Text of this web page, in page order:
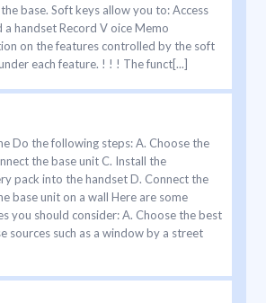
base. Soft keys allow you to: Access
a handset Record V oice Memo
on the features controlled by the soft
each feature. ! ! ! The funct[...]
Do the following steps: A. Choose the
the base unit C. Install the
pack into the handset D. Connect the
base unit on a wall Here are some
you should consider: A. Choose the best
sources such as a window by a street